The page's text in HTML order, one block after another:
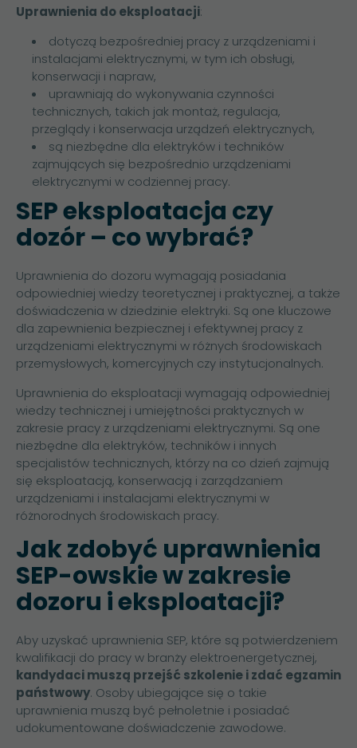
Uprawnienia do eksploatacji:
dotyczą bezpośredniej pracy z urządzeniami i
instalacjami elektrycznymi, w tym ich obsługi,
konserwacji i napraw,
uprawniają do wykonywania czynności
technicznych, takich jak montaż, regulacja,
przeglądy i konserwacja urządzeń elektrycznych,
są niezbędne dla elektryków i techników
zajmujących się bezpośrednio urządzeniami
elektrycznymi w codziennej pracy.
SEP eksploatacja czy
dozór – co wybrać?
Uprawnienia do dozoru wymagają posiadania
odpowiedniej wiedzy teoretycznej i praktycznej, a także
doświadczenia w dziedzinie elektryki. Są one kluczowe
dla zapewnienia bezpiecznej i efektywnej pracy z
urządzeniami elektrycznymi w różnych środowiskach
przemysłowych, komercyjnych czy instytucjonalnych.
Uprawnienia do eksploatacji wymagają odpowiedniej
wiedzy technicznej i umiejętności praktycznych w
zakresie pracy z urządzeniami elektrycznymi. Są one
niezbędne dla elektryków, techników i innych
specjalistów technicznych, którzy na co dzień zajmują
się eksploatacją, konserwacją i zarządzaniem
urządzeniami i instalacjami elektrycznymi w
różnorodnych środowiskach pracy.
Jak zdobyć uprawnienia
SEP-owskie w zakresie
dozoru i eksploatacji?
Aby uzyskać uprawnienia SEP, które są potwierdzeniem
kwalifikacji do pracy w branży elektroenergetycznej,
kandydaci muszą przejść szkolenie i zdać egzamin
państwowy. Osoby ubiegające się o takie
uprawnienia muszą być pełnoletnie i posiadać
udokumentowane doświadczenie zawodowe.